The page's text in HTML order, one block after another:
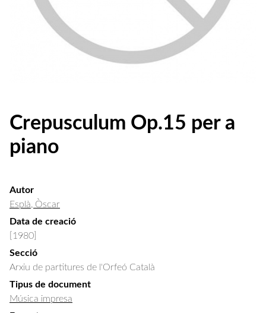
Crepusculum Op.15 per a
piano
Autor
Esplà, Òscar
Data de creació
[1980]
Secció
Arxiu de partitures de l'Orfeó Català
Tipus de document
Música impresa